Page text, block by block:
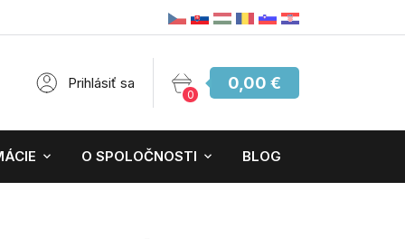
Prihlásiť sa
0
0,00 €
O SPOLOČNOSTI BLOG